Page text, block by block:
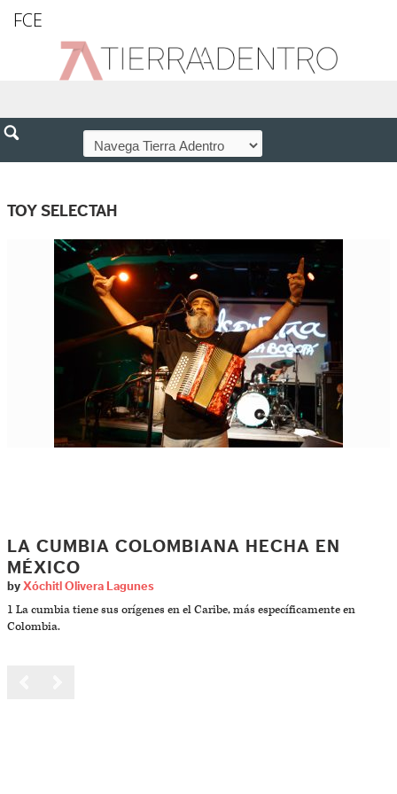
FCE
TOY SELECTAH
LA CUMBIA COLOMBIANA HECHA EN
MÉXICO
by Xóchitl Olivera Lagunes
1 La cumbia tiene sus orígenes en el Caribe, más específicamente en
Colombia.